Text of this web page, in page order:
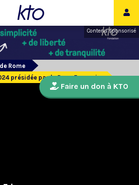
Contenu sponsorisé
Rome
présidée par le Pape François
Faire un don à KTO